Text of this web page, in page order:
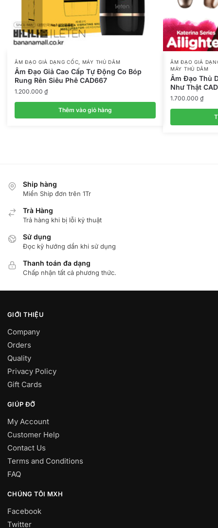
ÂM ĐẠO GIẢ DẠNG CỐC, MÁY THỦ DÂM
Âm Đạo Giả Cao Cấp Tự Động Co Bóp
Rung Rên Siêu Phê CAD667
1.200.000 ₫
Thêm vào giỏ hàng
ÂM ĐẠO GIẢ
MÁY THỦ DÂM
Âm Đạo Thủ
Như Thật
1.700.000 ₫
Ship hàng
Miển Ship đơn trên 1Tr
Trà Hàng
Trả hàng khi bị lỗi kỷ thuật
Sử dụng
Đọc kỹ hướng dẩn khi sử dụng
Thanh toán đa dạng
Chấp nhận tất cả phương thức.
GIỚI THIỆU
Company
Orders
Quality
Privacy Policy
Gift Cards
GIÚP ĐỠ
My Account
Customer Help
Contact Us
Terms and Conditions
FAQ
CHÚNG TÔI MXH
Facebook
Twitter